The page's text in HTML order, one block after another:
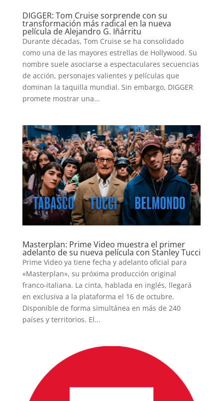
DIGGER: Tom Cruise sorprende con su
transformación más radical en la nueva
película de Alejandro G. Iñárritu
Durante décadas, Tom Cruise se ha consolidado
como una de las mayores estrellas de Hollywood. Su
nombre suele asociarse a espectaculares secuencias
de acción, personajes valientes y películas que
dominan la taquilla mundial. Sin embargo, DIGGER
promete mostrar una...
Masterplan: Prime Video muestra el primer
adelanto de su nueva película con Stanley Tucci
Prime Video ya tiene fecha y adelanto oficial para
«Masterplan», su próxima producción original
franco-italiana. La cinta, hablada en inglés, llegará
en exclusiva a la plataforma el 16 de octubre.
Disponible de forma simultánea en más de 240
países y territorios. El...